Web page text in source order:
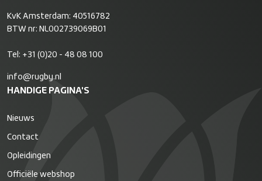
KvK Amsterdam: 40516782
BTW nr: NL002739069B01
Tel: +31 (0)20 - 48 08 100
info@rugby.nl
HANDIGE PAGINA'S
Nieuws
Contact
Opleidingen
Officiële webshop